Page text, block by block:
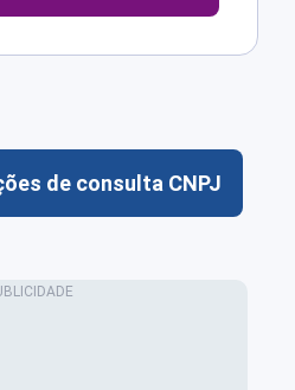
de consulta CNPJ